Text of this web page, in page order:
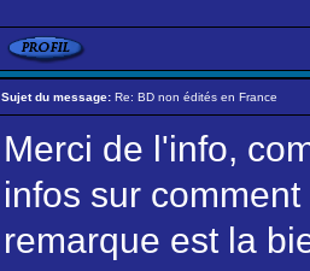
Sujet du message: Re: BD non édités en France
Merci de l'info,
infos sur
remarque est la